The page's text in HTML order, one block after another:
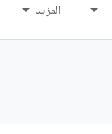
المزيد